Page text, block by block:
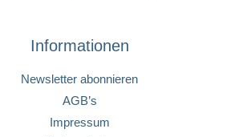
Informationen
Newsletter abonnieren
AGB’s
Impressum